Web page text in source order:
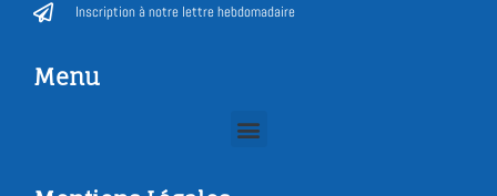
Inscription à notre lettre hebdomadaire
Menu